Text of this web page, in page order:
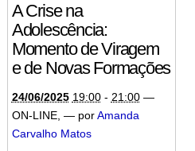
A Crise na
Adolescência:
Momento de Viragem
e de Novas Formações
24/06/2025 19:00- 21:00 —
ON-LINE, — porAmanda
Carvalho Matos